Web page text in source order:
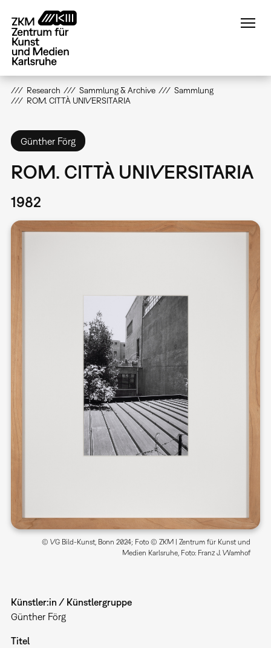
zum
Inhalt
Research Sammlung & Archive
Sammlung
ROM. CITTÀ UNIVERSITARIA
Günther Förg
ROM. CITTÀ UNIVERSITARIA
1982
© VG Bild-Kunst, Bonn 2024; Foto © ZKM | Zentrum für Kunst und
Medien Karlsruhe, Foto: Franz J. Wamhof
Künstler:in / Künstlergruppe
Günther Förg
Titel